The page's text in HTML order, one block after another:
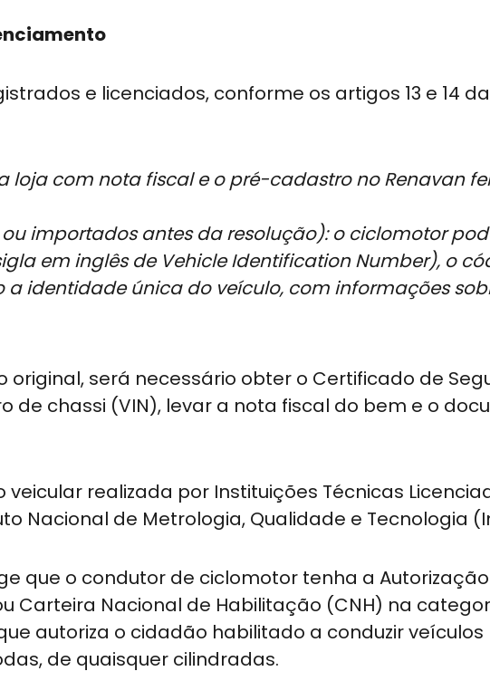
e licenciados, conforme os artigos 13 e 14 da
loja com nota fiscal e o pré-cadastro no Renavan
importados antes da resolução): o ciclomotor
em inglês de Vehicle Identification Number), o
a identidade única do veículo, com informações
original, será necessário obter o Certificado de
de chassi (VIN), levar a nota fiscal do bem e o
veicular realizada por Instituições Técnicas
Nacional de Metrologia, Qualidade e Tecnologia
que o condutor de ciclomotor tenha a
Carteira Nacional de Habilitação (CNH) na
autoriza o cidadão habilitado a conduzir veículos
de quaisquer cilindradas.